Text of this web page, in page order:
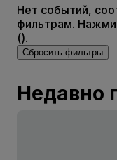
Нет событий,
фильтрам.
().
Сбросить фильтры
Недавно